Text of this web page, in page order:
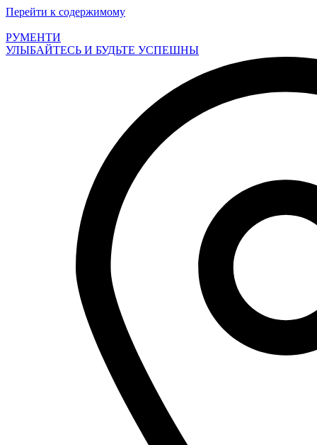
Перейти к содержимому
РУМЕНТИ
УЛЫБАЙТЕСЬ И БУДЬТЕ УСПЕШНЫ